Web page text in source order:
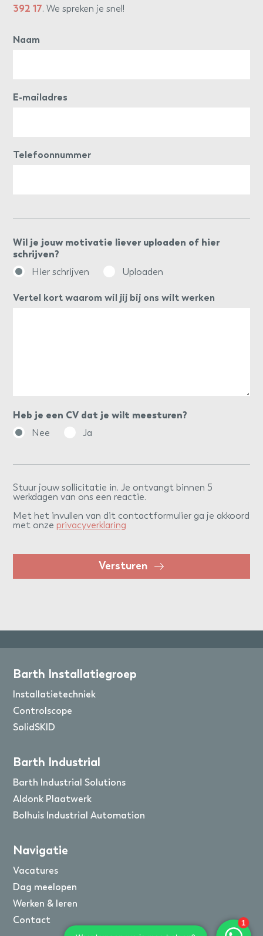
392 17. We spreken je snel!
Naam
E-mailadres
Telefoonnummer
Wil je jouw motivatie liever uploaden of hier
schrijven?
Hier schrijven
Uploaden
Vertel kort waarom wil jij bij ons wilt werken
Heb je een CV dat je wilt meesturen?
Nee
Ja
Stuur jouw sollicitatie in. Je ontvangt binnen 5
werkdagen van ons een reactie.
Met het invullen van dit contactformulier ga je akkoord
met onze privacyverklaring
Versturen
Barth Installatiegroep
Installatietechniek
Controlscope
SolidSKID
Barth Industrial
Barth Industrial Solutions
Aldonk Plaatwerk
Bolhuis Industrial Automation
Navigatie
Vacatures
Dag meelopen
Werken & leren
Contact